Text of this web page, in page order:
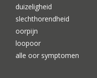
duizeligheid
slechthorendheid
oorpijn
loopoor
alle oor symptomen